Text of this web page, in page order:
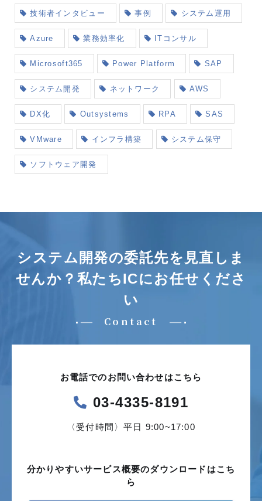
技術者インタビュー 事例 システム運用
Azure 業務効率化 ITコンサル
Microsoft365 Power Platform SAP
システム開発 ネットワーク AWS
DX化 Outsystems RPA SAS
VMware インフラ構築 システム保守
ソフトウェア開発
システム開発の委託先を見直しま
せんか？ 私たちICにお任せくださ
い
Contact
お電話でのお問い合わせはこちら
03-4335-8191
〈受付時間〉平日 9:00~17:00
分かりやすいサービス概要のダウンロードはこち
ら